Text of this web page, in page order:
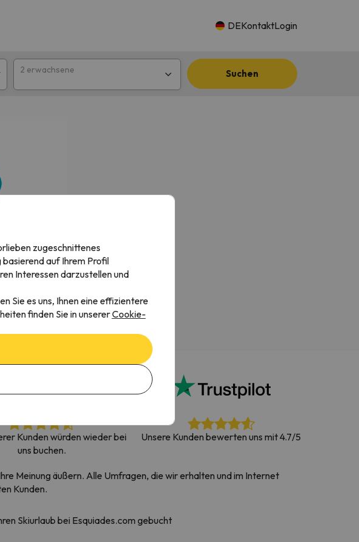
DEKontaktLogin
2 erwachsene Suchen
Ziel zu ändern.
er zurück sein.
Kunden würden wieder bei
uns buchen.
Unsere Kunden bewerten uns mit 4.7/5
Meinung äußern. Alle Umfragen, die wir erhalten und im Internet
Kunden.
Skiurlaub bei Esquiades.com gebucht
zugeschnittenes
auf Ihrem Profil
Interessen darzustellen und
Sie es uns, Ihnen eine effizientere
finden Sie in unsererCookie-